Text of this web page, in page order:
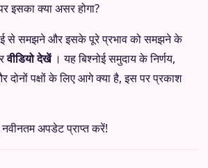
इसका क्या असर होगा?
से समझने और इसके पूरे प्रभाव को समझने के
वीडियो देखें। यह बिश्नोई समुदाय के निर्णय,
दोनों पक्षों के लिए आगे क्या है, इस पर प्रकाश
अपडेट प्राप्त करें!